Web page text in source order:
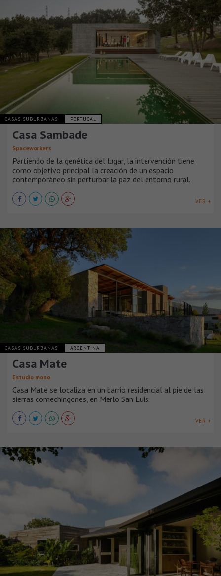
CASAS SUBURBANAS PORTUGAL
Casa Sambade
Spaceworkers
Partiendo de la genética del lugar, la intervención tiene
como objetivo principal la creación de un espacio
contemporáneo sin perturbar la paz del entorno rural.
VER +
CASAS SUBURBANAS ARGENTINA
Casa Mate
Estudio mono
Casa Mate se localiza en un barrio residencial al pie de las
sierras comechingones, en Merlo San Luis.
VER +